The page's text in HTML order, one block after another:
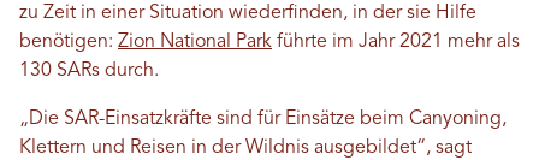
zu Zeit in einer Situation wiederfinden, in der sie Hilfe
benötigen: Zion National Park führte im Jahr 2021 mehr als
130 SARs durch.
„Die SAR-Einsatzkräfte sind für Einsätze beim Canyoning,
Klettern und Reisen in der Wildnis ausgebildet“, sagt